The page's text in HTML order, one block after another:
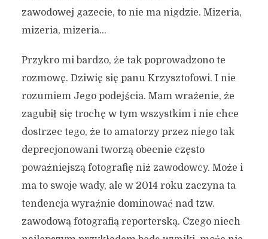
zawodowej gazecie, to nie ma nigdzie. Mizeria,
mizeria, mizeria…
Przykro mi bardzo, że tak poprowadzono te
rozmowę. Dziwię się panu Krzysztofowi. I nie
rozumiem Jego podejścia. Mam wrażenie, że
zagubił się trochę w tym wszystkim i nie chce
dostrzec tego, że to amatorzy przez niego tak
deprecjonowani tworzą obecnie często
poważniejszą fotografię niż zawodowcy. Może i
ma to swoje wady, ale w 2014 roku zaczyna ta
tendencja wyraźnie dominować nad tzw.
zawodową fotografią reporterską. Czego niech